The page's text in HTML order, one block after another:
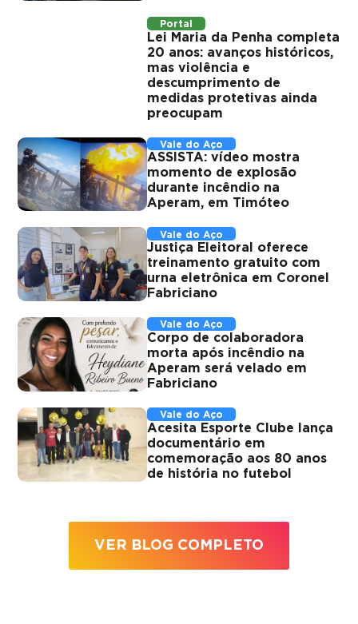
Portal
Lei Maria da Penha completa
20 anos: avanços históricos,
mas violência e
descumprimento de
medidas protetivas ainda
preocupam
Vale do Aço
ASSISTA: vídeo mostra
momento de explosão
durante incêndio na
Aperam, em Timóteo
Vale do Aço
Justiça Eleitoral oferece
treinamento gratuito com
urna eletrônica em Coronel
Fabriciano
Vale do Aço
Corpo de colaboradora
morta após incêndio na
Aperam será velado em
Fabriciano
Vale do Aço
Acesita Esporte Clube lança
documentário em
comemoração aos 80 anos
de história no futebol
VER BLOG COMPLETO